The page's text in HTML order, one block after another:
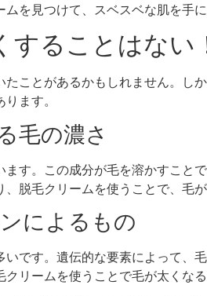
を見つけて、スベスベな肌を手に
ることはない
ことがあるかもしれません。し
ます。
毛の濃さ
す。この成分が毛を溶かすこと
脱毛クリームを使うことで、毛が
によるもの
です。遺伝的な要素によって、
リームを使うことで毛が太くなる